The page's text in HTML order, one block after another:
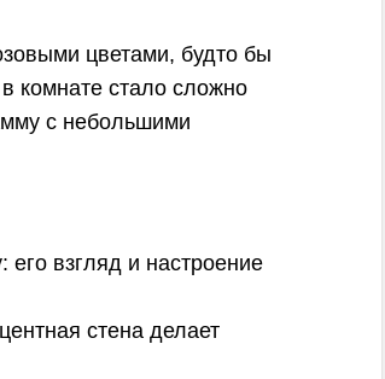
цветами, будто бы
комнате стало сложно
с небольшими
его взгляд и настроение
стена делает